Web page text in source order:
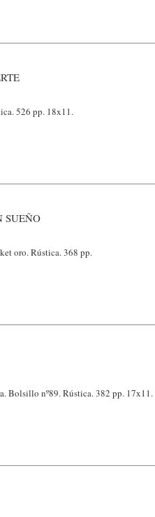
526 pp. 18x11.
SUEÑO
oro. Rústica. 368 pp.
Bolsillo nº89. Rústica. 382 pp. 17x11.